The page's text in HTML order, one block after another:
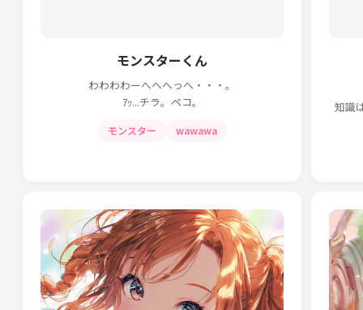
モンスターくん
わわわわーへへへっへ・・・。
ｱｯ...チラ。ペコ。
モンスター wawawa
知識